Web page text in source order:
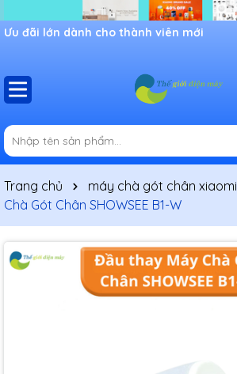
Ưu đãi lớn dành cho thành viên mới
Trang chủ máy chà gót chân xiaomi
Chà Gót Chân SHOWSEE B1-W